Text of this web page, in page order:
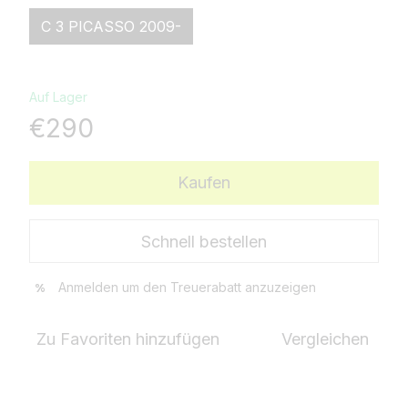
C 3 PICASSO 2009-
Auf Lager
€290
Kaufen
Schnell bestellen
% Anmelden um den Treuerabatt anzuzeigen
Zu Favoriten hinzufügen Vergleichen